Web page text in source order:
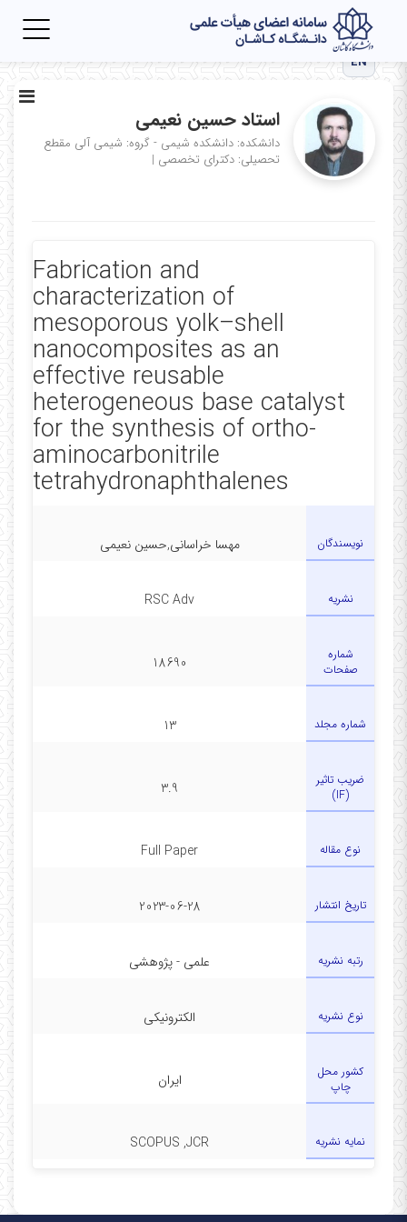
EN
استاد حسین نعیمی
دانشکده: دانشکده شیمی - گروه: شیمی آلی مقطع
تحصیلی: دکترای تخصصی |
Fabrication and
characterization of
mesoporous yolk–shell
nanocomposites as an
effective reusable
heterogeneous base catalyst
for the synthesis of ortho-
aminocarbonitrile
tetrahydronaphthalenes
نویسندگان مهسا خراسانی,حسین نعیمی
نشریه RSC Adv
شماره
صفحات
18690
شماره مجلد 13
ضریب تاثیر
(IF)
3.9
نوع مقاله Full Paper
تاریخ انتشار 2023-06-28
رتبه نشریه علمی - پژوهشی
نوع نشریه الکترونیکی
کشور محل
چاپ
ایران
نمایه نشریه SCOPUS ,JCR